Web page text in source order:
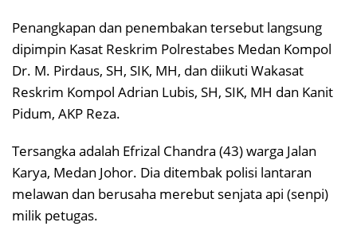
Penangkapan dan penembakan tersebut langsung
dipimpin Kasat Reskrim Polrestabes Medan Kompol
Dr. M. Pirdaus, SH, SIK, MH, dan diikuti Wakasat
Reskrim Kompol Adrian Lubis, SH, SIK, MH dan Kanit
Pidum, AKP Reza.
Tersangka adalah Efrizal Chandra (43) warga Jalan
Karya, Medan Johor. Dia ditembak polisi lantaran
melawan dan berusaha merebut senjata api (senpi)
milik petugas.